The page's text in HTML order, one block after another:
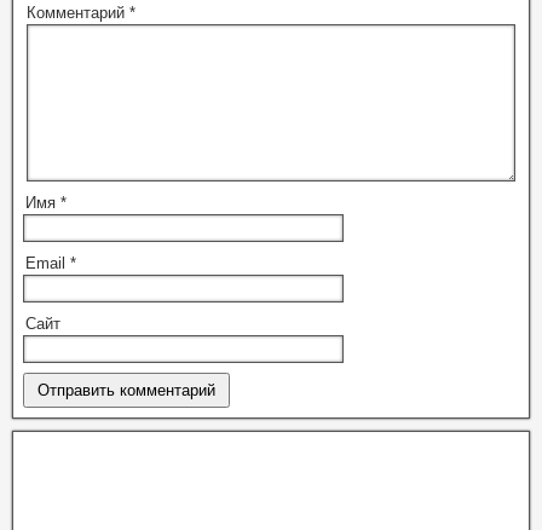
Комментарий *
Имя *
Email *
Сайт